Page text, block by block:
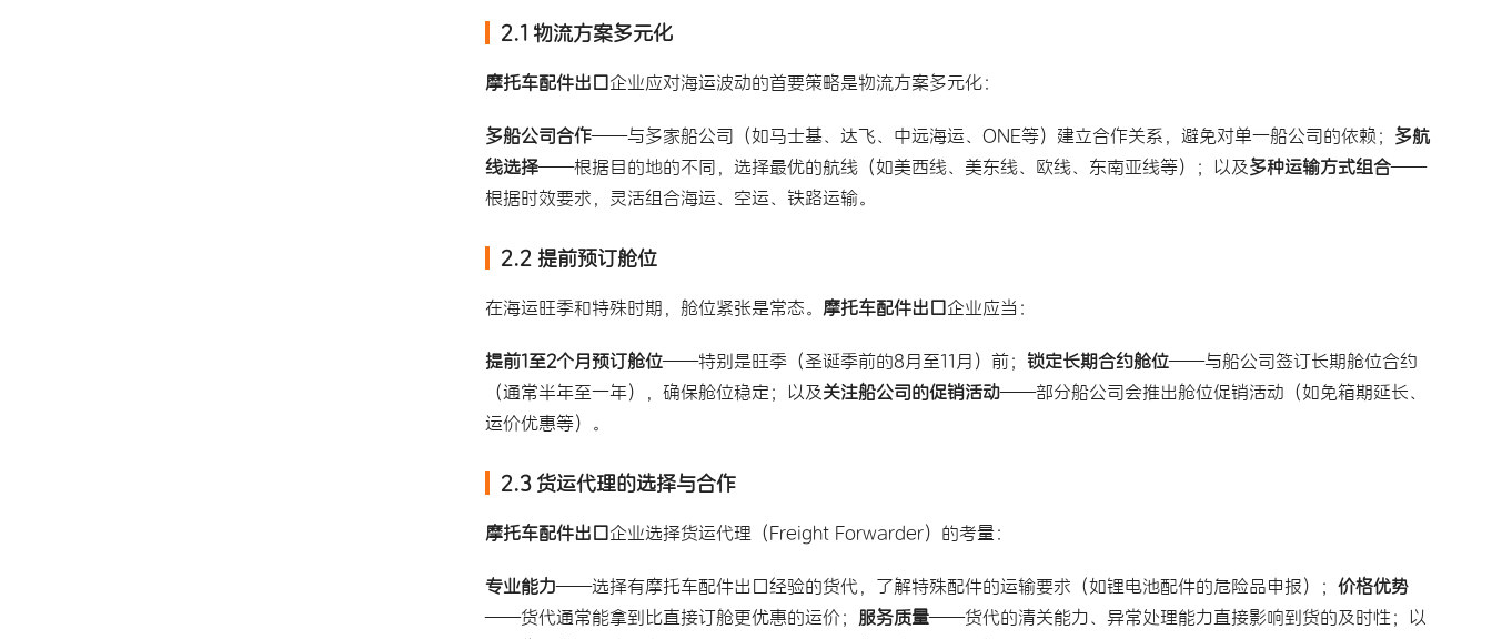
2.1 物流方案多元化
摩托车配件出口企业应对海运波动的首要策略是物流方案多元化：
多船公司合作——与多家船公司（如马士基、达飞、中远海运、ONE等）建立合作关系，避免对单一船公司的依赖； 多航
线选择——根据目的地的不同，选择最优的航线（如美西线、美东线、欧线、东南亚线等）；以及多种运输方式组合——
根据时效要求，灵活组合海运、空运、铁路运输。
2.2 提前预订舱位
在海运旺季和特殊时期，舱位紧张是常态。 摩托车配件出口企业应当：
提前1至2个月预订舱位——特别是旺季（圣诞季前的8月至11月）前； 锁定长期合约舱位——与船公司签订长期舱位合约
（通常半年至一年），确保舱位稳定；以及关注船公司的促销活动——部分船公司会推出舱位促销活动（如免箱期延长、
运价优惠等）。
2.3 货运代理的选择与合作
摩托车配件出口企业选择货运代理（Freight Forwarder）的考量：
专业能力——选择有摩托车配件出口经验的货代，了解特殊配件的运输要求（如锂电池配件的危险品申报）； 价格优势
——货代通常能拿到比直接订舱更优惠的运价； 服务质量——货代的清关能力、异常处理能力直接影响到货的及时性；以